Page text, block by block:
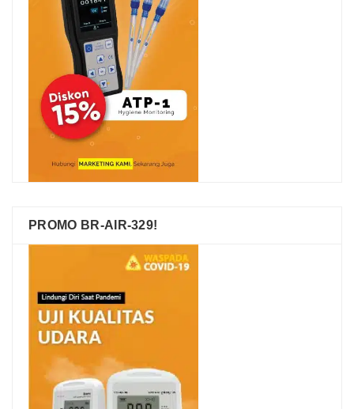
PROMO BR-AIR-329!